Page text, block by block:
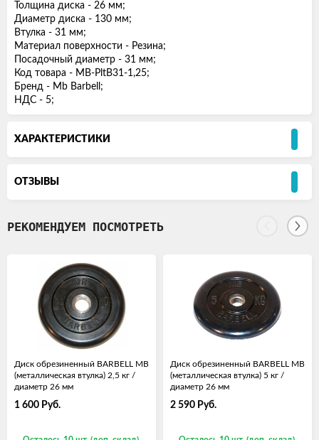
Толщина диска - 26 мм;
Диаметр диска - 130 мм;
Втулка - 31 мм;
Материал поверхности - Резина;
Посадочный диаметр - 31 мм;
Код товара - MB-PltB31-1,25;
Бренд - Mb Barbell;
НДС - 5;
ХАРАКТЕРИСТИКИ
ОТЗЫВЫ
РЕКОМЕНДУЕМ ПОСМОТРЕТЬ
Диск обрезиненный BARBELL MB
(металлическая втулка) 2,5 кг /
диаметр 26 мм
1 600 Руб.
Диск обрезиненный BARBELL MB
(металлическая втулка) 5 кг /
диаметр 26 мм
2 590 Руб.